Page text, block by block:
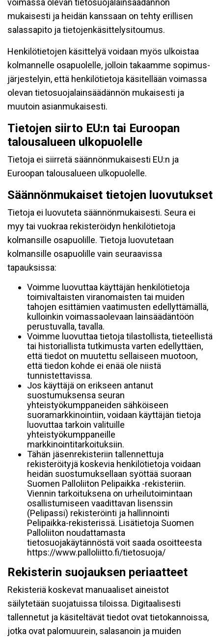
voimassa olevan tietosuojalainsäädännön
mukaisesti ja heidän kanssaan on tehty erillisen
salassapito ja tietojenkäsittelysitoumus.
Henkilötietojen käsittelyä voidaan myös ulkoistaa
kolmannelle osapuolelle, jolloin takaamme sopimus-
järjestelyin, että henkilötietoja käsitellään voimassa
olevan tietosuojalainsäädännön mukaisesti ja
muutoin asianmukaisesti.
Tietojen siirto EU:n tai Euroopan
talousalueen ulkopuolelle
Tietoja ei siirretä säännönmukaisesti EU:n ja
Euroopan talousalueen ulkopuolelle.
Säännönmukaiset tietojen luovutukset
Tietoja ei luovuteta säännönmukaisesti. Seura ei
myy tai vuokraa rekisteröidyn henkilötietoja
kolmansille osapuolille. Tietoja luovutetaan
kolmansille osapuolille vain seuraavissa
tapauksissa:
Voimme luovuttaa käyttäjän henkilötietoja
toimivaltaisten viranomaisten tai muiden
tahojen esittämien vaatimusten edellyttämällä,
kulloinkin voimassaolevaan lainsäädäntöön
perustuvalla, tavalla.
Voimme luovuttaa tietoja tilastollista, tieteellistä
tai historiallista tutkimusta varten edellyttäen,
että tiedot on muutettu sellaiseen muotoon,
että tiedon kohde ei enää ole niistä
tunnistettavissa.
Jos käyttäjä on erikseen antanut
suostumuksensa seuran
yhteistyökumppaneiden sähköiseen
suoramarkkinointiin, voidaan käyttäjän tietoja
luovuttaa tarkoin valituille
yhteistyökumppaneille
markkinointitarkoituksiin.
Tähän jäsenrekisteriin tallennettuja
rekisteröityjä koskevia henkilötietoja voidaan
heidän suostumuksellaan syöttää suoraan
Suomen Palloliiton Pelipaikka -rekisteriin.
Viennin tarkoituksena on urheilutoimintaan
osallistumiseen vaadittavan lisenssin
(Pelipassi) rekisteröinti ja hallinnointi
Pelipaikka-rekisterissä. Lisätietoja Suomen
Palloliiton noudattamasta
tietosuojakäytännöstä voit saada osoitteesta
https://www.palloliitto.fi/tietosuoja/
Rekisterin suojauksen periaatteet
Rekisteriä koskevat manuaaliset aineistot
säilytetään suojatuissa tiloissa. Digitaalisesti
tallennetut ja käsiteltävät tiedot ovat tietokannoissa,
jotka ovat palomuurein, salasanoin ja muiden